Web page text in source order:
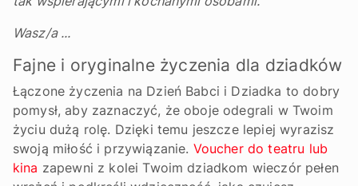
Wasz/a ...
Fajne i oryginalne życzenia dla dziadków
Łączone życzenia na Dzień Babci i Dziadka to dobry
pomysł, aby zaznaczyć, że oboje odegrali w Twoim
życiu dużą rolę. Dzięki temu jeszcze lepiej wyrazisz
swoją miłość i przywiązanie. Voucher do teatru lub
kina zapewni z kolei Twoim dziadkom wieczór pełen